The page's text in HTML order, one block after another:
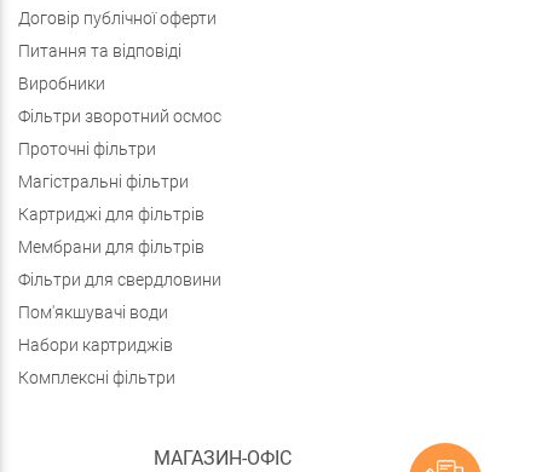
Договір публічної оферти
Питання та відповіді
Виробники
Фільтри зворотний осмос
Проточні фільтри
Магістральні фільтри
Картриджі для фільтрів
Мембрани для фільтрів
Фільтри для свердловини
Пом'якшувачі води
Набори картриджів
Комплексні фільтри
МАГАЗИН-ОФІС